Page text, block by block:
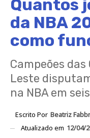
Quantos
da NBA
como
Campeões
Leste
na NBA em
Escrito Por Beatriz
Atualizado em 12/04/